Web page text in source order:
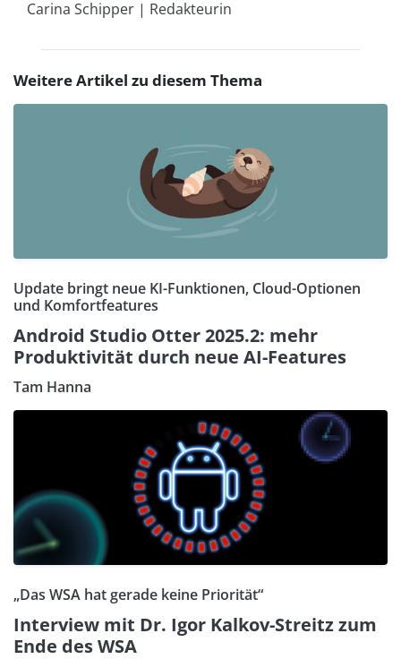
Carina Schipper | Redakteurin
Weitere Artikel zu diesem Thema
Update bringt neue KI-Funktionen, Cloud-Optionen
und Komfortfeatures
Android Studio Otter 2025.2: mehr
Produktivität durch neue AI-Features
Tam Hanna
„Das WSA hat gerade keine Priorität“
Interview mit Dr. Igor Kalkov-Streitz zum
Ende des WSA